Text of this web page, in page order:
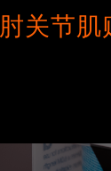
肘关节肌